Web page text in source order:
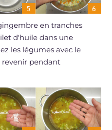
en tranches
d'huile dans une
les légumes avec le
revenir pendant